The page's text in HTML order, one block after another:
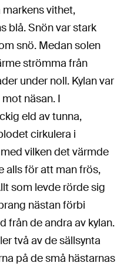
vithet,
blå. Snön var stark
snö. Medan solen
strömma från
under noll. Kylan var
näsan. I
eld av tunna,
cirkulera i
vilken det värmde
alls för att man frös,
som levde rörde sig
nästan förbi
från de andra av kylan.
två av de sällsynta
på de små hästarnas